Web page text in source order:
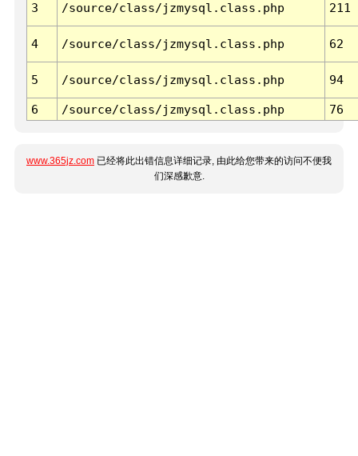
3 /source/class/jzmysql.class.php 211
4 /source/class/jzmysql.class.php 62
5 /source/class/jzmysql.class.php 94
6 /source/class/jzmysql.class.php 76
www.365jz.com 已经将此出错信息详细记录, 由此给您带来的访问不便我
们深感歉意.